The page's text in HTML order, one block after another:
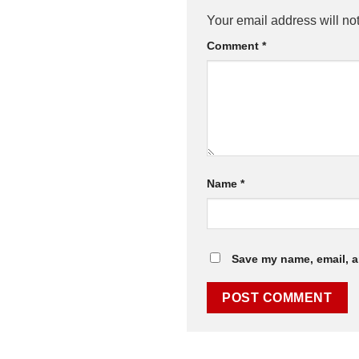
Your email address will
Comment *
Name *
Save my name, email,